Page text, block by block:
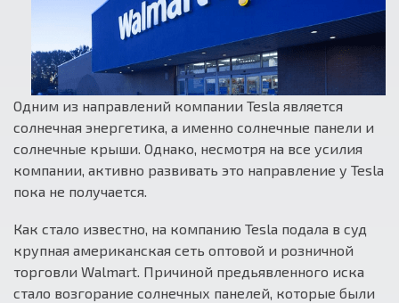
Одним из направлений компании Tesla является
солнечная энергетика, а именно солнечные панели и
солнечные крыши. Однако, несмотря на все усилия
компании, активно развивать это направление у Tesla
пока не получается.
Как стало известно, на компанию Tesla подала в суд
крупная американская сеть оптовой и розничной
торговли Walmart. Причиной предьявленного иска
стало возгорание солнечных панелей, которые были